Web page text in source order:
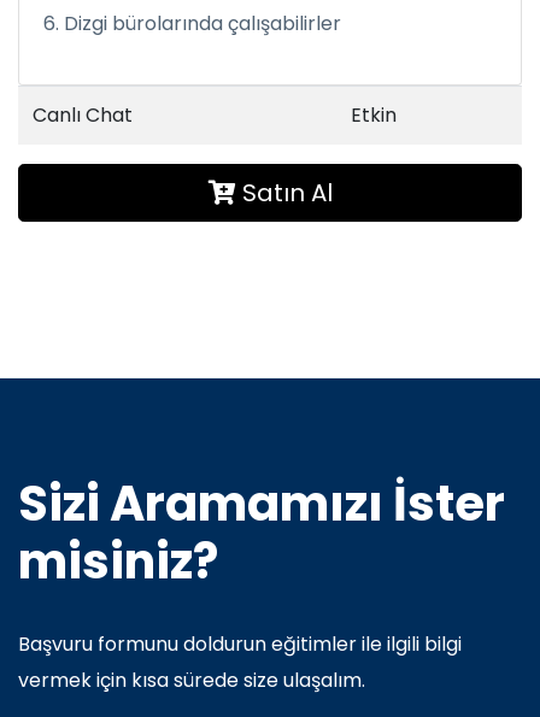
6. Dizgi bürolarında çalışabilirler
Canlı Chat Etkin
Satın Al
Sizi Aramamızı İster
misiniz?
Başvuru formunu doldurun eğitimler ile ilgili bilgi
vermek için kısa sürede size ulaşalım.